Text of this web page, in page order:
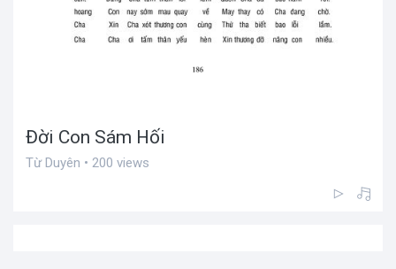
Đời Con Sám Hối
Từ Duyên • 200 views